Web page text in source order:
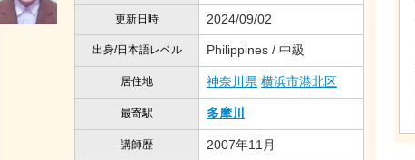
更新日時 2024/09/02
出身/日本語レベル Philippines / 中級
居住地 神奈川県 横浜市港北区
最寄駅 多摩川
講師歴 2007年11月